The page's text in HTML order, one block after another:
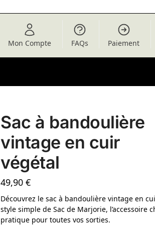
Mon Compte FAQs Paiement
Sac à bandoulière
vintage en cuir
végétal
49,90€
Découvrez le sac à bandoulière vintage en
style simple de Sac de Marjorie, l’accessoire
pratique pour toutes vos sorties.